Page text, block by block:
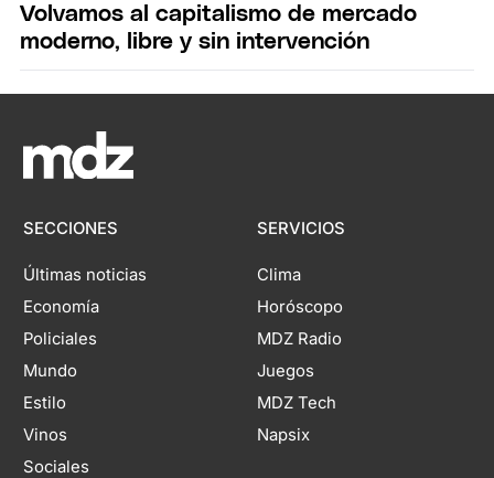
Volvamos al capitalismo de mercado
moderno, libre y sin intervención
SECCIONES
Últimas noticias
Economía
Policiales
Mundo
Estilo
Vinos
Sociales
SERVICIOS
Clima
Horóscopo
MDZ Radio
Juegos
MDZ Tech
Napsix